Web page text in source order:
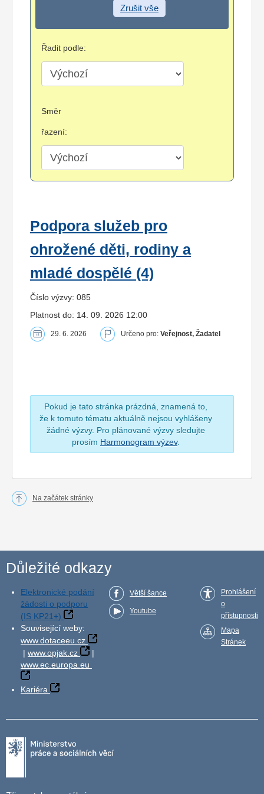
Zrušit vše
Řadit podle:
Směr
řazení:
Podpora služeb pro
ohrožené děti, rodiny a
mladé dospělé (4)
Číslo výzvy: 085
Platnost do: 14. 09. 2026 12:00
29. 6. 2026 Určeno pro: Veřejnost, Žadatel
Pokud je tato stránka prázdná, znamená to,
že k tomuto tématu aktuálně nejsou vyhlášeny
žádné výzvy. Pro plánované výzvy sledujte
prosím Harmonogram výzev.
Na začátek stránky
Důležité odkazy
Elektronické podání
žádosti o podporu
(IS KP21+)
Související weby:
www.dotaceeu.cz
| www.opjak.cz
|
www.ec.europa.eu
Kariéra
Větší šance
Youtube
Prohlášení
o
přístupnosti
Mapa
Stránek